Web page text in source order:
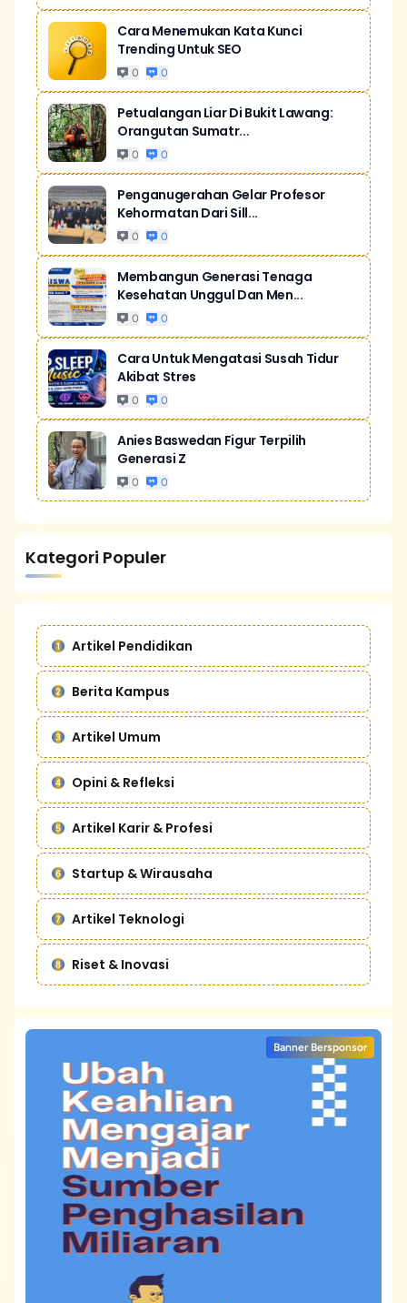
Cara Menemukan Kata Kunci
Trending Untuk SEO
0 0
Petualangan Liar Di Bukit Lawang:
Orangutan Sumatr...
0 0
Penganugerahan Gelar Profesor
Kehormatan Dari Sill...
0 0
Membangun Generasi Tenaga
Kesehatan Unggul Dan Men...
0 0
Cara Untuk Mengatasi Susah Tidur
Akibat Stres
0 0
Anies Baswedan Figur Terpilih
Generasi Z
0 0
Kategori Populer
Artikel Pendidikan
Berita Kampus
Artikel Umum
Opini & Refleksi
Artikel Karir & Profesi
Startup & Wirausaha
Artikel Teknologi
Riset & Inovasi
Banner Bersponsor